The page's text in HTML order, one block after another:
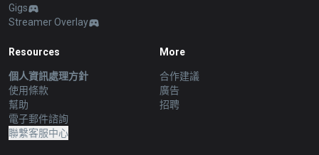
Gigs
Streamer Overlay
Resources
個人資訊處理方針
使用條款
幫助
電子郵件諮詢
聯繫客服中心
More
合作建議
廣告
招聘